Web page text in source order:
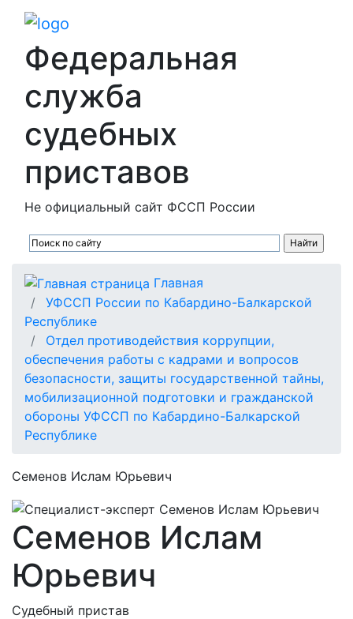
Федеральная
служба
судебных
приставов
Не официальный сайт ФССП России
Главная
УФССП России по Кабардино-Балкарской
Республике
Отдел противодействия коррупции,
обеспечения работы с кадрами и вопросов
безопасности, защиты государственной тайны,
мобилизационной подготовки и гражданской
обороны УФССП по Кабардино-Балкарской
Республике
Семенов Ислам Юрьевич
Семенов Ислам
Юрьевич
Судебный пристав